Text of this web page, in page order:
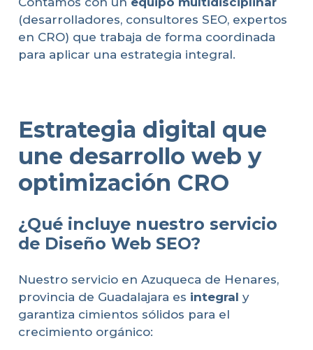
(desarrolladores, consultores SEO, expertos
en CRO) que trabaja de forma coordinada
para aplicar una estrategia integral.
Estrategia digital que
une desarrollo web y
optimización CRO
¿Qué incluye nuestro servicio
de Diseño Web SEO?
Nuestro servicio en Azuqueca de Henares,
provincia de Guadalajara es integral y
garantiza cimientos sólidos para el
crecimiento orgánico: